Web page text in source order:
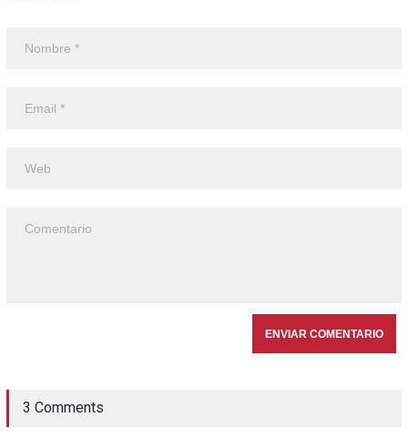
3 Comments